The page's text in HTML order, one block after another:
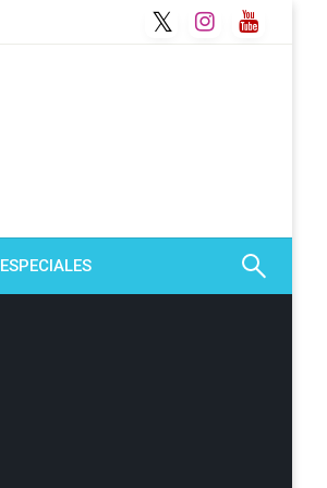
ESPECIALES